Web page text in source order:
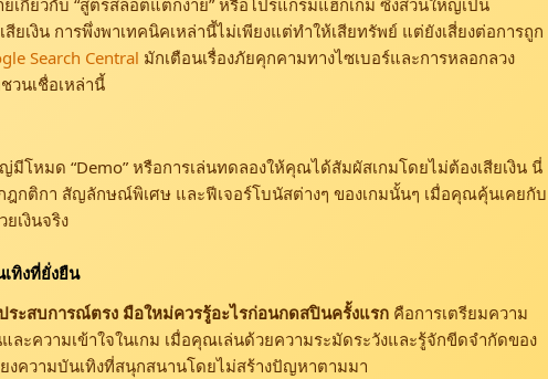
เกี่ยวกับ “สูตรสล็อตแตกง่าย” หรือโปรแกรมแฮ็กเกม ซึ่งส่วนใหญ่เป็น
ยเงิน การพึ่งพาเทคนิคเหล่านี้ไม่เพียงแต่ทำให้เสียทรัพย์ แต่ยังเสี่ยงต่อการถูก
Search Central มักเตือนเรื่องภัยคุกคามทางไซเบอร์และการหลอกลวง
นเชื่อเหล่านี้
โหมด “Demo” หรือการเล่นทดลองให้คุณได้สัมผัสเกมโดยไม่ต้องเสียเงิน นี่
ฎกติกา สัญลักษณ์พิเศษ และฟีเจอร์โบนัสต่างๆ ของเกมนั้นๆ เมื่อคุณคุ้นเคยกับ
เงินจริง
ทิงที่ยั่งยืน
ระสบการณ์ตรง มือใหม่ควรรู้อะไรก่อนกดสปินครั้งแรก คือการเตรียมความ
ละความเข้าใจในเกม เมื่อคุณเล่นด้วยความระมัดระวังและรู้จักขีดจำกัดของ
ยงความบันเทิงที่สนุกสนานโดยไม่สร้างปัญหาตามมา